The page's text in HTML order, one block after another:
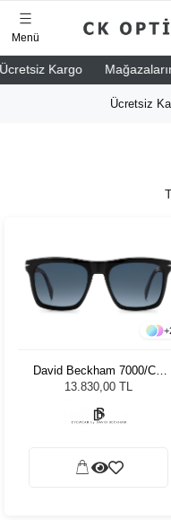
Kargo
Menü
Ücretsiz
+
David Beckham 7000/CS
37N53 Unisex Güneş
13.830,00 TL